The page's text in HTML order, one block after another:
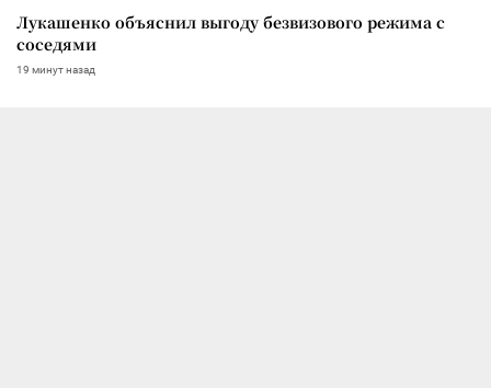
Лукашенко объяснил выгоду безвизового режима с
соседями
19 минут назад